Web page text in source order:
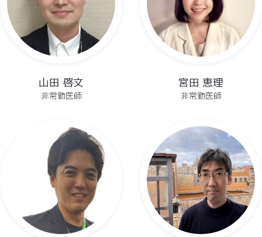
山田 啓文
非常勤医師
宮田 恵理
非常勤医師